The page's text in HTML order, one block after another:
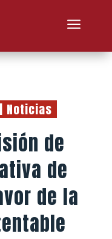
a
| Noticias
de
de
de la